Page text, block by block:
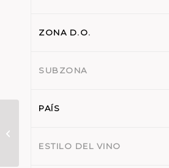
ZONA D.O.
SUBZONA
PAÍS
ESTILO DEL VINO
Itsasmendi · Eklipse